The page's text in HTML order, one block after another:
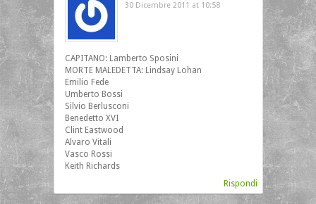
30 Dicembre 2011 at 10:58
CAPITANO: Lamberto Sposini
MORTE MALEDETTA: Lindsay Lohan
Emilio Fede
Umberto Bossi
Silvio Berlusconi
Benedetto XVI
Clint Eastwood
Alvaro Vitali
Vasco Rossi
Keith Richards
Rispondi